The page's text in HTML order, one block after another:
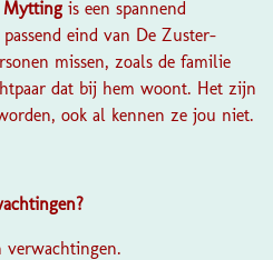
Mytting is een spannend
eind van De Zuster-
missen, zoals de familie
dat bij hem woont. Het zijn
ook al kennen ze jou niet.
verwachtingen.